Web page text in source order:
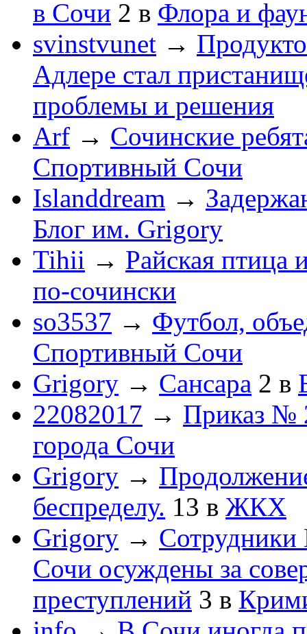
в Сочи 2 в Флора и
svinstvunet →
Адлере стал
проблемы и решения
Arf → Сочинские
Спортивный Сочи
Islanddream →
Блог им. Grigory
Tihii → Райская птица
по-cочински
so3537 → Футбол,
Спортивный Сочи
Grigory → Сансара 2 в
22082017 → Приказ №
города Сочи
Grigory →
беспределу. 13 в ЖКХ
Grigory →
Сочи осуждены за
преступлений 3 в